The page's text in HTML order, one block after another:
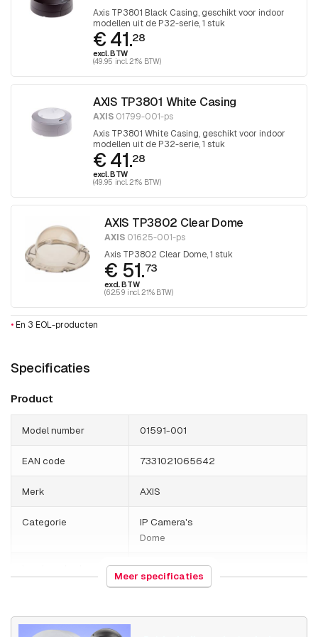
Axis TP3801 Black Casing, geschikt voor indoor
modellen uit de P32-serie, 1 stuk
€ 41.28
excl. BTW
(49.95 incl. 21% BTW)
AXIS TP3801 White Casing
AXIS 01799-001-ps
Axis TP3801 White Casing, geschikt voor indoor
modellen uit de P32-serie, 1 stuk
€ 41.28
excl. BTW
(49.95 incl. 21% BTW)
AXIS TP3802 Clear Dome
AXIS 01625-001-ps
Axis TP3802 Clear Dome, 1 stuk
€ 51.73
excl. BTW
(62.59 incl. 21% BTW)
• En 3 EOL-producten
Specificaties
Product
Model number 01591-001
EAN code 7331021065642
Merk AXIS
Categorie
IP Camera's
Dome
Land van herkomst Polen
Grootte (lxbxh)
Meer specificaties